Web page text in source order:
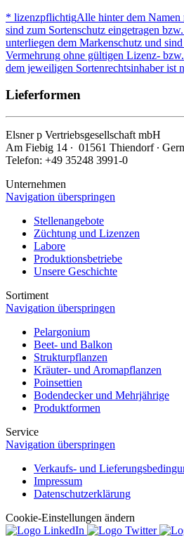
* lizenzpflichtigAlle hinter dem Namen
sind zum Sortenschutz eingetragen
unterliegen dem Markenschutz und
Vermehrung ohne gültigen Lizenz-
dem jeweiligen Sortenrechtsinhaber ist
Lieferformen
Elsnerp Vertriebsgesellschaft mbH
Am Fiebig 14 ∙ 01561 Thiendorf ∙
Telefon: +49 35248 3991-0
Unternehmen
Navigation überspringen
Stellenangebote
Züchtung und Lizenzen
Labore
Produktionsbetriebe
Unsere Geschichte
Sortiment
Navigation überspringen
Pelargonium
Beet- und Balkon
Strukturpflanzen
Kräuter- und Aromapflanzen
Poinsettien
Bodendecker und Mehrjährige
Produktformen
Service
Navigation überspringen
Verkaufs- und
Impressum
Datenschutzerklärung
Cookie-Einstellungen ändern